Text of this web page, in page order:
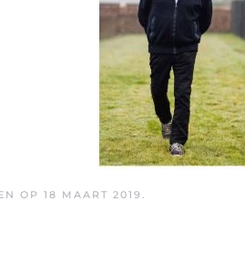
OP 18 MAART 2019 .